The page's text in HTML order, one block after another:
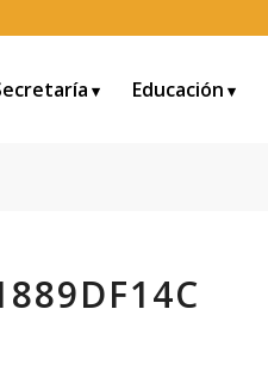
Educación